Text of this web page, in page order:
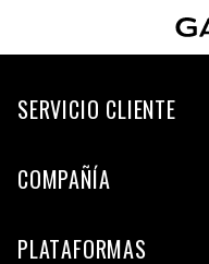
SERVICIO CLIENTE
COMPAÑÍA
PLATAFORMAS